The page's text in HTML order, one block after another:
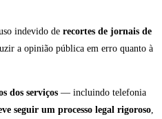
indevido de recortes de jornais de
a opinião pública em erro quanto à
dos serviços — incluindo telefonia
seguir um processo legal rigoroso,